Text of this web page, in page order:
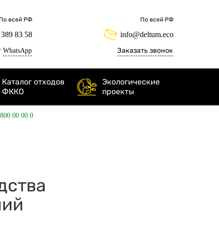
По всей РФ
83 58
WhatsApp
По всей РФ
info@deltum.eco
Заказать звонок
Каталог отходов
ФККО
Экологические
проекты
00 00 0